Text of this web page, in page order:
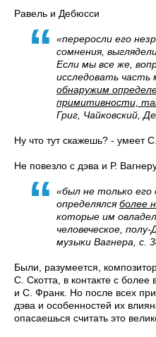
Равель и Дебюсси
«переросли его
сомнения,
Если мы все же,
исследовать часть
обнаружим
примитивности,
Григ, Чайковский,
Ну что тут скажешь? - умеет
Не повезло с дэва и Р.
«был не только
определялсяболее
которые им
человеческое,
музыки Вагнера, с.
Были, разумеется,
С. Скотта, в контакте с
и С. Франк. Но после всех
дэва и особенностей их
опасаешься считать это